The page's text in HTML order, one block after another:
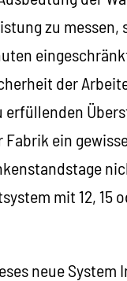
zu
der
ein
mit 12, 15
neue